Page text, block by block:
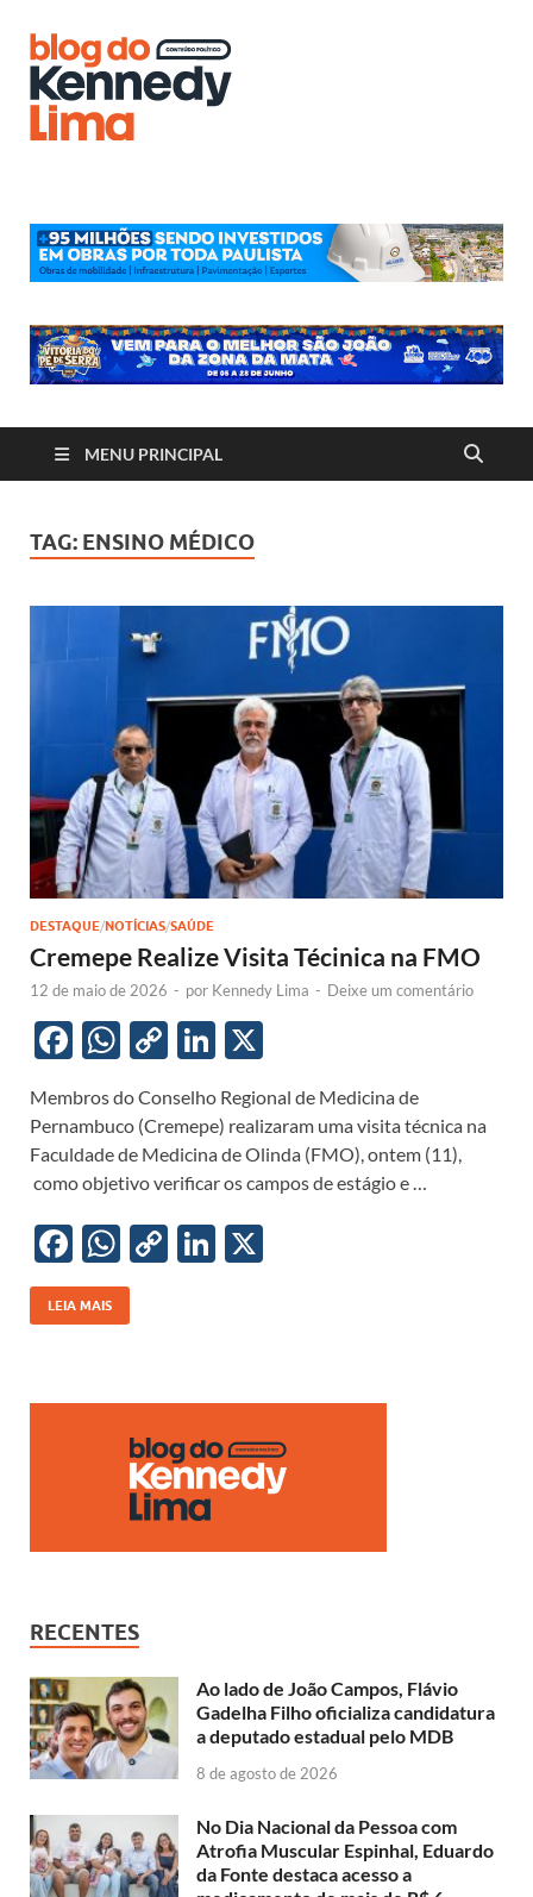
MENU PRINCIPAL
TAG: ENSINO MÉDICO
DESTAQUE/NOTÍCIAS/SAÚDE
Cremepe Realize Visita Técinica na FMO
12 de maio de 2026 - por Kennedy Lima - Deixe um comentário
F
e
b
o
o
k
W
at
s
A
p
p
C
p
y
Li
n
k
Li
k
e
dI
n
Membros do Conselho Regional de Medicina de
Pernambuco (Cremepe) realizaram uma visita técnica na
Faculdade de Medicina de Olinda (FMO), ontem (11),
como objetivo verificar os campos de estágio e …
F
ac
e
o
W
h
at
A
p
p
C
Li
n
k
Li
dI
n
LEIA MAIS
RECENTES
Ao lado de João Campos, Flávio
Gadelha Filho oficializa candidatura
a deputado estadual pelo MDB
8 de agosto de 2026
No Dia Nacional da Pessoa com
Atrofia Muscular Espinhal, Eduardo
da Fonte destaca acesso a